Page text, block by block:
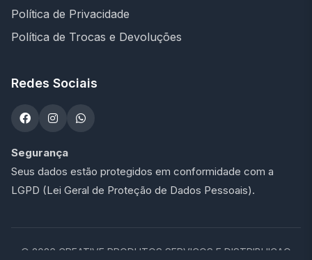
Política de Privacidade
Política de Trocas e Devoluções
Redes Sociais
Segurança
Seus dados estão protegidos em conformidade com a
LGPD (Lei Geral de Proteção de Dados Pessoais).
© 2026 CREATIVE PRODUTOS SERVICOS E DISTRIBUICAO